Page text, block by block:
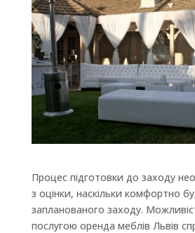
Процес підготовки до заходу
з оцінки, наскільки комфортно
запланованого заходу.
послугою оренда меблів Львів